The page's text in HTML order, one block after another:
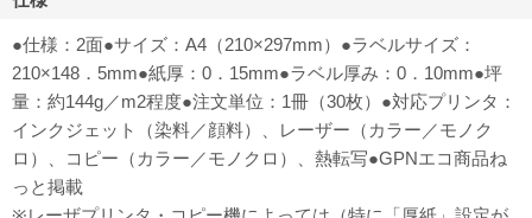
●仕様：2面●サイズ：A4（210×297mm）●ラベルサイズ：
210×148．5mm●紙厚：0．15mm●ラベル厚み：0．10mm●坪
量：約144g／m2程度●注文単位：1冊（30枚）●対応プリンタ：
インクジェット（染料／顔料）、レーザー（カラー／モノク
ロ）、コピー（カラー／モノクロ）、熱転写●GPNエコ商品ね
っと掲載